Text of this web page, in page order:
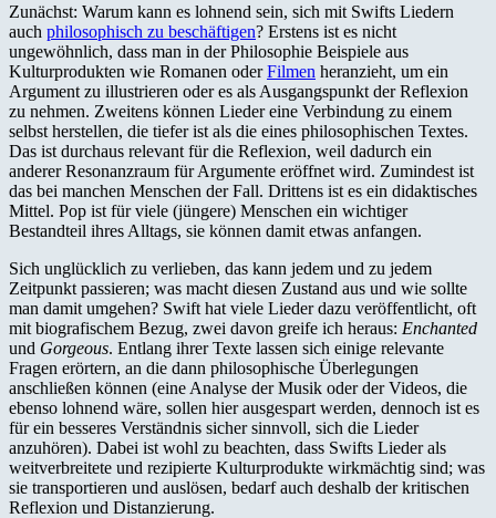
Zunächst: Warum kann es lohnend sein, sich mit Swifts Liedern
auch philosophisch zu beschäftigen? Erstens ist es nicht
ungewöhnlich, dass man in der Philosophie Beispiele aus
Kulturprodukten wie Romanen oderFilmen heranzieht, um ein
Argument zu illustrieren oder es als Ausgangspunkt der Reflexion
zu nehmen. Zweitens können Lieder eine Verbindung zu einem
selbst herstellen, die tiefer ist als die eines philosophischen Textes.
Das ist durchaus relevant für die Reflexion, weil dadurch ein
anderer Resonanzraum für Argumente eröffnet wird. Zumindest ist
das bei manchen Menschen der Fall. Drittens ist es ein didaktisches
Mittel. Pop ist für viele (jüngere) Menschen ein wichtiger
Bestandteil ihres Alltags, sie können damit etwas anfangen.
Sich unglücklich zu verlieben, das kann jedem und zu jedem
Zeitpunkt passieren; was macht diesen Zustand aus und wie sollte
man damit umgehen? Swift hat viele Lieder dazu veröffentlicht, oft
mit biografischem Bezug, zwei davon greife ich heraus: Enchanted
und Gorgeous. Entlang ihrer Texte lassen sich einige relevante
Fragen erörtern, an die dann philosophische Überlegungen
anschließen können (eine Analyse der Musik oder der Videos, die
ebenso lohnend wäre, sollen hier ausgespart werden, dennoch ist es
für ein besseres Verständnis sicher sinnvoll, sich die Lieder
anzuhören). Dabei ist wohl zu beachten, dass Swifts Lieder als
weitverbreitete und rezipierte Kulturprodukte wirkmächtig sind; was
sie transportieren und auslösen, bedarf auch deshalb der kritischen
Reflexion und Distanzierung.